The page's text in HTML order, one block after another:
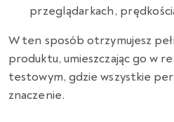
przeglądarkach,
W ten sposób otrzymujesz
produktu, umieszczając go w
testowym, gdzie wszystkie
znaczenie.